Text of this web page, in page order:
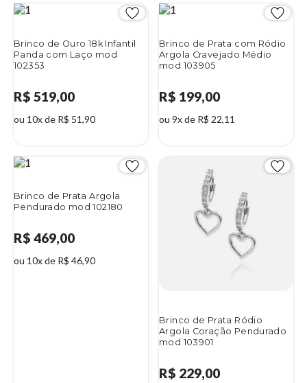
Brinco de Ouro 18k Infantil
Panda com Laço mod
102353
R$ 519,00
ou 10x de R$ 51,90
Brinco de Prata com Ródio
Argola Cravejado Médio
mod 103905
R$ 199,00
ou 9x de R$ 22,11
Brinco de Prata Argola
Pendurado mod 102180
R$ 469,00
ou 10x de R$ 46,90
Brinco de Prata Ródio
Argola Coração Pendurado
mod 103901
R$ 229,00